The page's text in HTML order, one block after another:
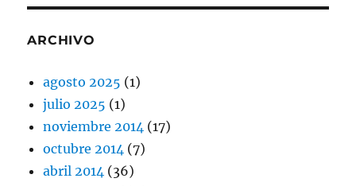
ARCHIVO
agosto 2025 (1)
julio 2025 (1)
noviembre 2014 (17)
octubre 2014 (7)
abril 2014 (36)